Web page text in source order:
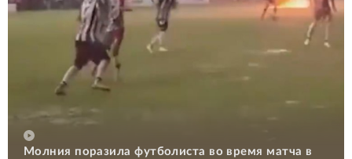
Молния поразила футболиста во время матча в